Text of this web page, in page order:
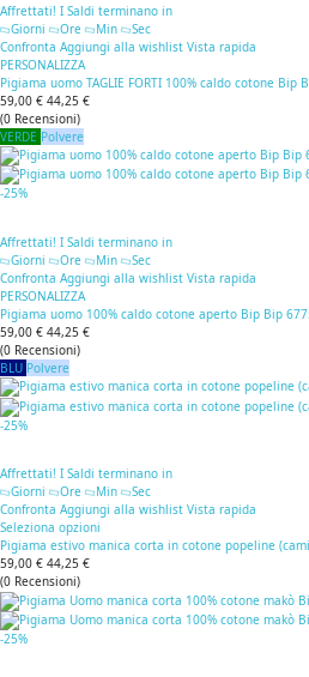
Affrettati! I Saldi terminano in
Giorni
Ore Min
Sec
Confronta Aggiungi alla wishlist Vista rapida
PERSONALIZZA
Pigiama uomo TAGLIE FORTI 100% caldo cotone Bip
59,00 € 44,25 €
(0 Recensioni)
VERDE Polvere
-25%
Affrettati! I Saldi terminano in
Giorni
Ore Min
Sec
Confronta Aggiungi alla wishlist Vista rapida
PERSONALIZZA
Pigiama uomo 100% caldo cotone aperto Bip Bip
59,00 € 44,25 €
(0 Recensioni)
BLU Polvere
-25%
Affrettati! I Saldi terminano in
Giorni
Ore Min
Sec
Confronta Aggiungi alla wishlist Vista rapida
Seleziona opzioni
Pigiama estivo manica corta in cotone popeline
59,00 € 44,25 €
(0 Recensioni)
-25%